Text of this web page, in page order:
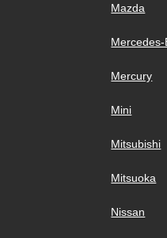
Mazda
Mercedes-
Mercury
Mini
Mitsubishi
Mitsuoka
Nissan